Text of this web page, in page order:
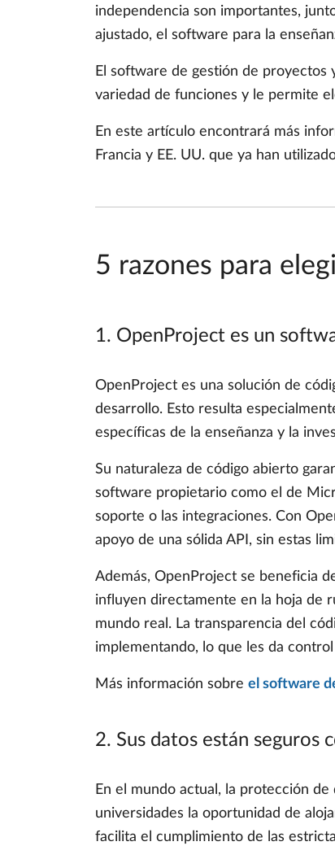
independencia son importantes,
ajustado, el software para la
El software de gestión de
variedad de funciones y le permite
En este artículo encontrará más
Francia y EE. UU. que ya han
5 razones para
1. OpenProject es un
OpenProject es una solución de
desarrollo. Esto resulta
específicas de la enseñanza y la
Su naturaleza de código abierto
software propietario como el de
soporte o las integraciones. Con
apoyo de una sólida API, sin estas
Además, OpenProject se beneficia
influyen directamente en la hoja de
mundo real. La transparencia del
implementando, lo que les da
Más información sobre el software
2. Sus datos están seguros
En el mundo actual, la protección
universidades la oportunidad de
facilita el cumplimiento de las